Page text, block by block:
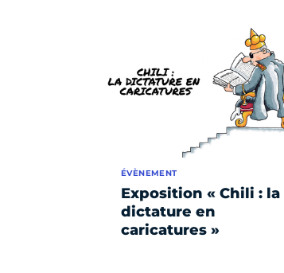
Exposition « Chili : la
dictature en
caricatures »
ÉVÈNEMENT